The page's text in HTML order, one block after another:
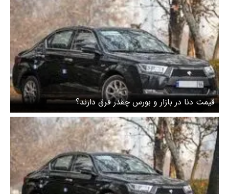
قیمت دنا در بازار و بورس چقدر فرق دارند؟